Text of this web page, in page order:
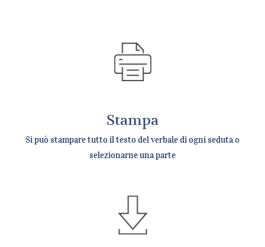
Stampa
Si può stampare tutto il testo del verbale di ogni seduta o
selezionarne una parte